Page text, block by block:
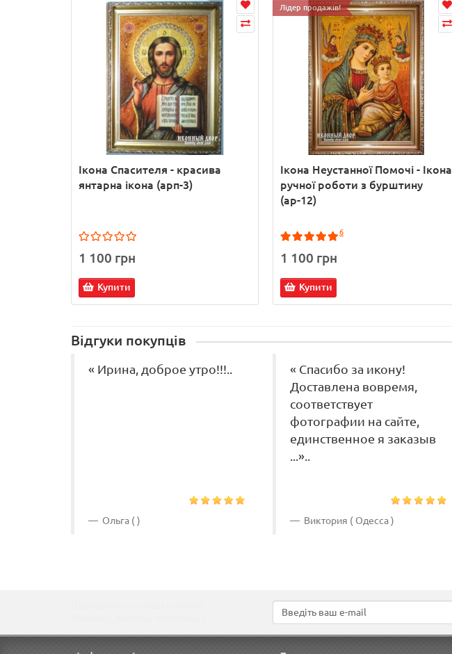
Ікона Спасителя - красива
янтарна ікона (арп-3)
1 100 грн
Купити
Лідер продажів!
Ікона Неустанної Помочі - Ікона
ручної роботи з бурштину
(ар-12)
6
1 100 грн
Купити
Відгуки покупців
« Ирина, доброе утро!!!..
Ольга ( )
« Спасибо за икону!
Доставлена вовремя,
соответствует
фотографии на сайте,
единственное я заказыв
...»..
Виктория ( Одесса )